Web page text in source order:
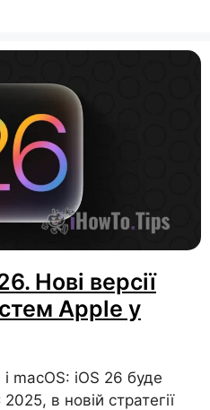
Нові версії
Apple у
macOS: iOS 26 буде
в новій стратегії